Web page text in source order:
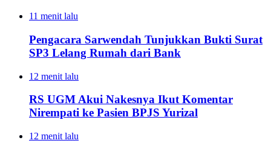
11 menit lalu
Pengacara Sarwendah Tunjukkan Bukti Surat
SP3 Lelang Rumah dari Bank
12 menit lalu
RS UGM Akui Nakesnya Ikut Komentar
Nirempati ke Pasien BPJS Yurizal
12 menit lalu